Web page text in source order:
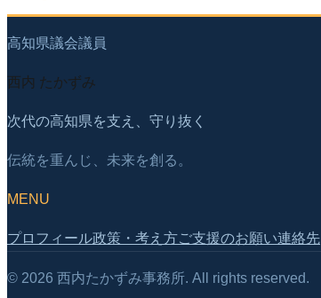
高知県議会議員
西内 たかずみ
次代の高知県を支え、守り抜く
伝統を重んじ、未来を創る。
MENU
プロフィール政策・考え方ご支援のお願い連絡先
© 2026 西内たかずみ事務所. All rights reserved.